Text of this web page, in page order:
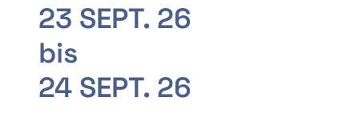
23 SEPT. 26
bis
24 SEPT. 26